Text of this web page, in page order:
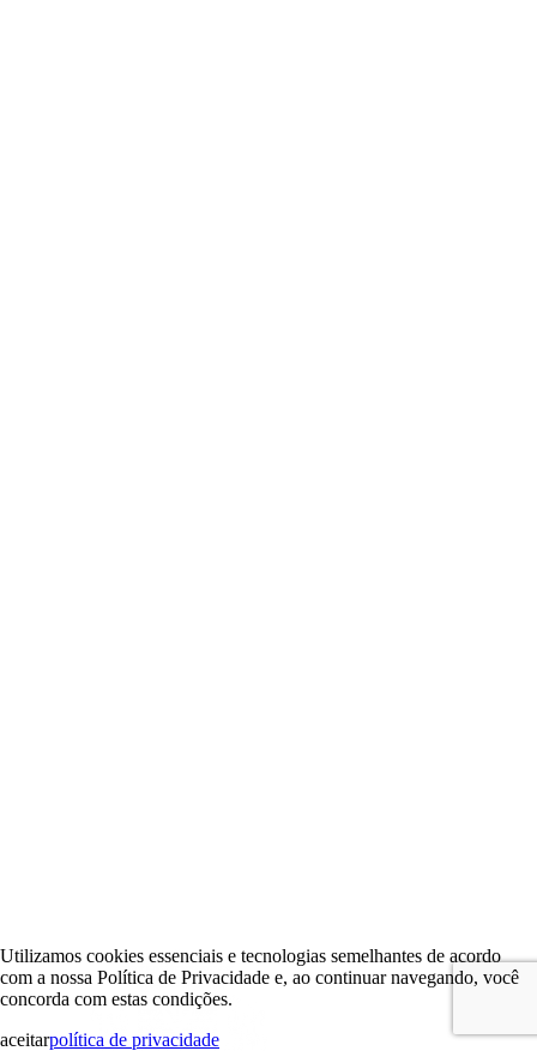
Utilizamos cookies essenciais e tecnologias semelhantes de acordo
com a nossa Política de Privacidade e, ao continuar navegando, você
concorda com estas condições.
aceitarpolítica de privacidade